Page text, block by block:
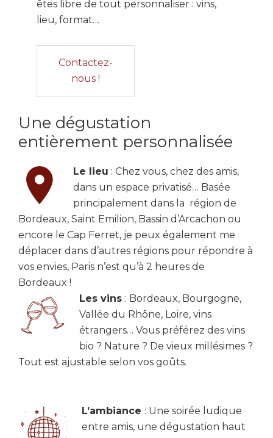
êtes libre de tout personnaliser : vins,
lieu, format…
Contactez-
nous !
Une dégustation
entièrement personnalisée
Le lieu : Chez vous, chez des amis,
dans un espace privatisé… Basée
principalement dans la région de
Bordeaux, Saint Emilion, Bassin d’Arcachon ou
encore le Cap Ferret, je peux également me
déplacer dans d’autres régions pour répondre à
vos envies, Paris n’est qu’à 2 heures de
Bordeaux !
Les vins : Bordeaux, Bourgogne,
Vallée du Rhône, Loire, vins
étrangers… Vous préférez des vins
bio ? Nature ? De vieux millésimes ?
Tout est ajustable selon vos goûts.
L’ambiance : Une soirée ludique
entre amis, une dégustation haut